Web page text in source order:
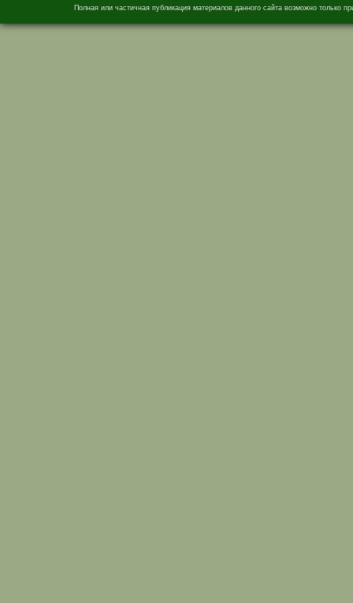
Полная или частичная публикация материалов данного сайта возможно только